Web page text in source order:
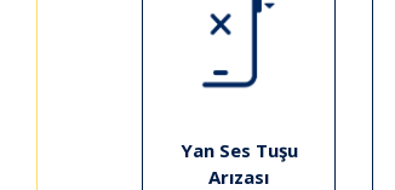
Yan Ses Tuşu
Arızası